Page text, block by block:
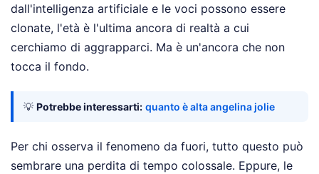
dall'intelligenza artificiale e le voci possono essere
clonate, l'età è l'ultima ancora di realtà a cui
cerchiamo di aggrapparci. Ma è un'ancora che non
tocca il fondo.
💡 Potrebbe interessarti: quanto è alta angelina jolie
Per chi osserva il fenomeno da fuori, tutto questo può
sembrare una perdita di tempo colossale. Eppure, le